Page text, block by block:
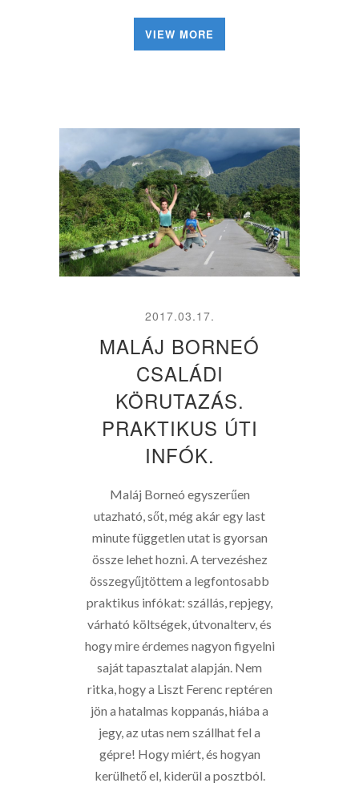
VIEW MORE
2017.03.17.
MALÁJ BORNEÓ
CSALÁDI
KÖRUTAZÁS.
PRAKTIKUS ÚTI
INFÓK.
Maláj Borneó egyszerűen
utazható, sőt, még akár egy last
minute független utat is gyorsan
össze lehet hozni. A tervezéshez
összegyűjtöttem a legfontosabb
praktikus infókat: szállás, repjegy,
várható költségek, útvonalterv, és
hogy mire érdemes nagyon figyelni
saját tapasztalat alapján. Nem
ritka, hogy a Liszt Ferenc reptéren
jön a hatalmas koppanás, hiába a
jegy, az utas nem szállhat fel a
gépre! Hogy miért, és hogyan
kerülhető el, kiderül a posztból.